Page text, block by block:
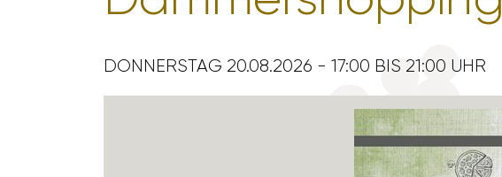
DONNERSTAG 20.08.2026 - 17:00 BIS 21:00 UHR